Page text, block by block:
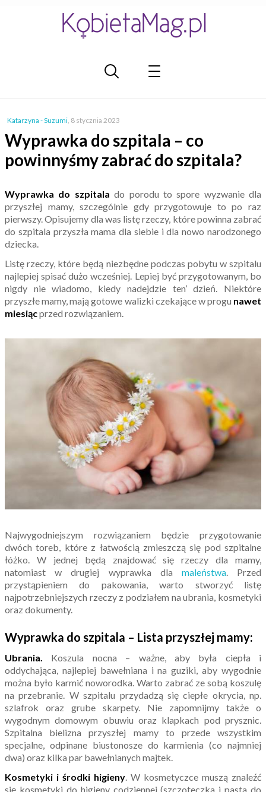
Katarzyna - Suzumi, 8 stycznia 2023
Wyprawka do szpitala – co
powinnyśmy zabrać do szpitala?
Wyprawka do szpitala do porodu to spore wyzwanie dla
przyszłej mamy, szczególnie gdy przygotowuje to po raz
pierwszy. Opisujemy dla was listę rzeczy, które powinna zabrać
do szpitala przyszła mama dla siebie i dla nowo narodzonego
dziecka.
Listę rzeczy, które będą niezbędne podczas pobytu w szpitalu
najlepiej spisać dużo wcześniej. Lepiej być przygotowanym, bo
nigdy nie wiadomo, kiedy nadejdzie ten’ dzień. Niektóre
przyszłe mamy, mają gotowe walizki czekające w progu nawet
miesiącprzed rozwiązaniem.
Najwygodniejszym rozwiązaniem będzie przygotowanie
dwóch toreb, które z łatwością zmieszczą się pod szpitalne
łóżko. W jednej będą znajdować się rzeczy dla mamy,
natomiast w drugiej wyprawka dla maleństwa. Przed
przystąpieniem do pakowania, warto stworzyć listę
najpotrzebniejszych rzeczy z podziałem na ubrania, kosmetyki
oraz dokumenty.
Wyprawka do szpitala – Lista przyszłej mamy:
Ubrania. Koszula nocna – ważne, aby była ciepła i
oddychająca, najlepiej bawełniana i na guziki, aby wygodnie
można było karmić noworodka. Warto zabrać ze sobą koszulę
na przebranie. W szpitalu przydadzą się ciepłe okrycia, np.
szlafrok oraz grube skarpety. Nie zapomnijmy także o
wygodnym domowym obuwiu oraz klapkach pod prysznic.
Szpitalna bielizna przyszłej mamy to przede wszystkim
specjalne, odpinane biustonosze do karmienia (co najmniej
dwa) oraz kilka par bawełnianych majtek.
Kosmetyki i środki higieny. W kosmetyczce muszą znaleźć
się kosmetyki do higieny codziennej (szczoteczka i pasta do